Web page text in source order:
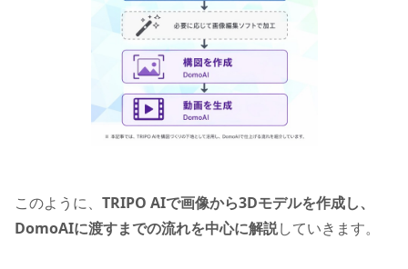
このように、 TRIPO AIで画像から3Dモデルを作成し、
DomoAIに渡すまでの流れを中心に解説していきます。